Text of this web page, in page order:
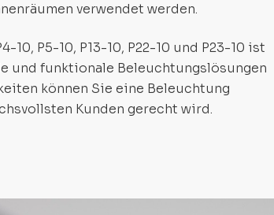
verwendet werden.
P5-10, P13-10, P22-10 und P23-10 ist
und funktionale Beleuchtungslösungen
können Sie eine Beleuchtung
Kunden gerecht wird.